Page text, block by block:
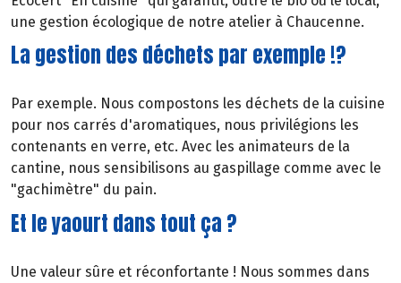
une gestion écologique de notre atelier à Chaucenne.
La gestion des déchets par exemple !?
Par exemple. Nous compostons les déchets de la cuisine
pour nos carrés d'aromatiques, nous privilégions les
contenants en verre, etc. Avec les animateurs de la
cantine, nous sensibilisons au gaspillage comme avec le
"gachimètre" du pain.
Et le yaourt dans tout ça ?
Une valeur sûre et réconfortante ! Nous sommes dans